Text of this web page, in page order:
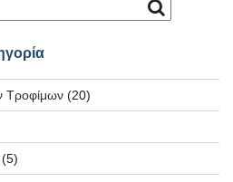
Τροφίμων (20)
(5)